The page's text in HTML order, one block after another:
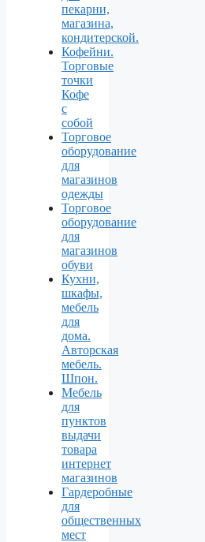
пекарни,
магазина,
кондитерской.
Кофейни.
Торговые
точки
Кофе
с
собой
Торговое
оборудование
для
магазинов
одежды
Торговое
оборудование
для
магазинов
обуви
Кухни,
шкафы,
мебель
для
дома.
Авторская
мебель.
Шпон.
Мебель
для
пунктов
выдачи
товара
интернет
магазинов
Гардеробные
для
общественных
мест